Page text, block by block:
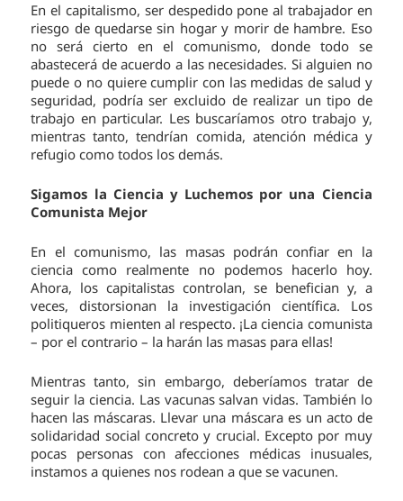
En el capitalismo, ser despedido pone al trabajador en
riesgo de quedarse sin hogar y morir de hambre. Eso
no será cierto en el comunismo, donde todo se
abastecerá de acuerdo a las necesidades. Si alguien no
puede o no quiere cumplir con las medidas de salud y
seguridad, podría ser excluido de realizar un tipo de
trabajo en particular. Les buscaríamos otro trabajo y,
mientras tanto, tendrían comida, atención médica y
refugio como todos los demás.
Sigamos la Ciencia y Luchemos por una Ciencia
Comunista Mejor
En el comunismo, las masas podrán confiar en la
ciencia como realmente no podemos hacerlo hoy.
Ahora, los capitalistas controlan, se benefician y, a
veces, distorsionan la investigación científica. Los
politiqueros mienten al respecto. ¡La ciencia comunista
– por el contrario – la harán las masas para ellas!
Mientras tanto, sin embargo, deberíamos tratar de
seguir la ciencia. Las vacunas salvan vidas. También lo
hacen las máscaras. Llevar una máscara es un acto de
solidaridad social concreto y crucial. Excepto por muy
pocas personas con afecciones médicas inusuales,
instamos a quienes nos rodean a que se vacunen.